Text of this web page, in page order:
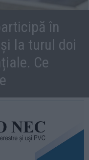
în
la turul doi
Ce